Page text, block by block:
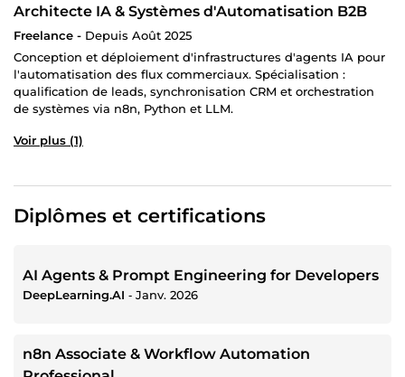
système au quotidien.
📩 Pour commencer Cliquez sur "Contacter"
et envoyez-
moi ces 3 informations :
Votre volume mensuel de leads approximatif
Vos sources principales (Seloger, Facebook Ads, site
web...)
Je vous réponds dans les 24h avec une première analyse
de ce que votre processus actuel vous coûte.
Architecte IA & Systèmes d'Automatisation B2B
Freelance - Depuis Août 2025
Conception et déploiement d'infrastructures d'agents IA pour
l'automatisation des flux commerciaux. Spécialisation :
qualification de leads, synchronisation CRM et orchestration
de systèmes via n8n, Python et LLM.
Voir plus (1)
Diplômes et certifications
AI Agents & Prompt Engineering for Developers
DeepLearning.AI ‐ Janv. 2026
n8n Associate & Workflow Automation